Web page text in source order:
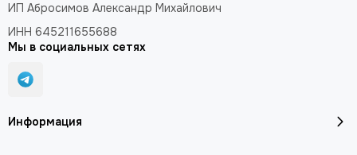
Информация
ИП Абросимов Александр Михайлович
ИНН 645211655688
Мы в социальных сетях